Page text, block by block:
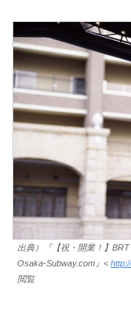
出典）『【祝・開業！】
Osaka-Subway.com』<
閲覧